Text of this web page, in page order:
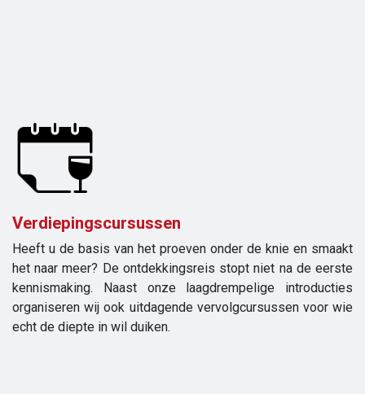
Verdiepingscursussen
Heeft u de basis van het proeven onder de knie en smaakt
het naar meer? De ontdekkingsreis stopt niet na de eerste
kennismaking. Naast onze laagdrempelige introducties
organiseren wij ook uitdagende vervolgcursussen voor wie
echt de diepte in wil duiken.